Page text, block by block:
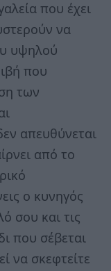
που έχει
να
υψηλού
που
των
απευθύνεται
από το
ο κυνηγός
σου και τις
που σέβεται
να σκεφτείτε